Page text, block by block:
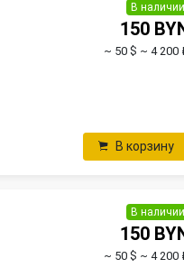
В наличии
150
~ 50 $ ~ 4 200
В корзину
В наличии
150
~ 50 $ ~ 4 200